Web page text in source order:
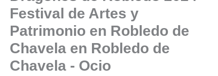
Festival de Artes y
Patrimonio en Robledo de
Chavela en Robledo de
Chavela - Ocio